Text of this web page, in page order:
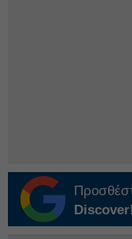
Discover!